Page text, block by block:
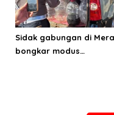
Sidak gabungan di
bongkar modus